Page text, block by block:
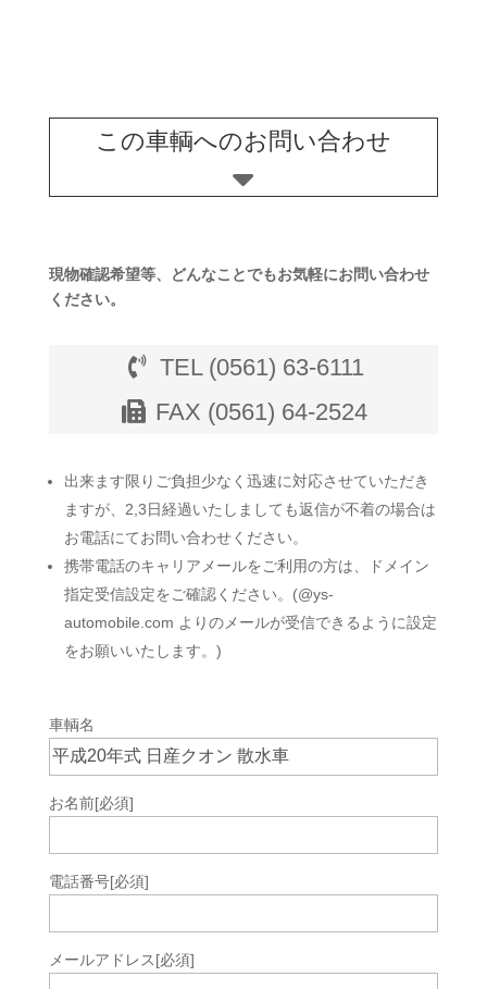
この車輌へのお問い合わせ
現物確認希望等、どんなことでもお気軽にお問い合わせ
ください。
TEL (0561) 63-6111
FAX (0561) 64-2524
出来ます限りご負担少なく迅速に対応させていただき
ますが、2,3日経過いたしましても返信が不着の場合は
お電話にてお問い合わせください。
携帯電話のキャリアメールをご利用の方は、ドメイン
指定受信設定をご確認ください。(@ys-
automobile.com よりのメールが受信できるように設定
をお願いいたします。)
車輌名
お名前[必須]
電話番号[必須]
メールアドレス[必須]